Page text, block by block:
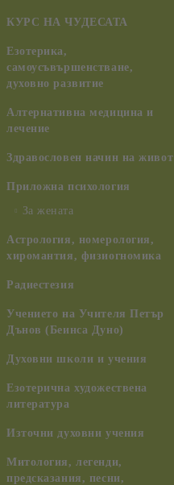
КУРС НА ЧУДЕСАТА
Езотерика,
самоусъвършенстване,
духовно развитие
Алтернативна медицина и
лечение
Здравословен начин на живот
Приложна психология
За жената
Астрология, номерология,
хиромантия, физиогномика
Радиестезия
Учението на Учителя Петър
Дънов (Беинса Дуно)
Духовни школи и учения
Езотерична художествена
литература
Източни духовни учения
Митология, легенди,
предсказания, песни,